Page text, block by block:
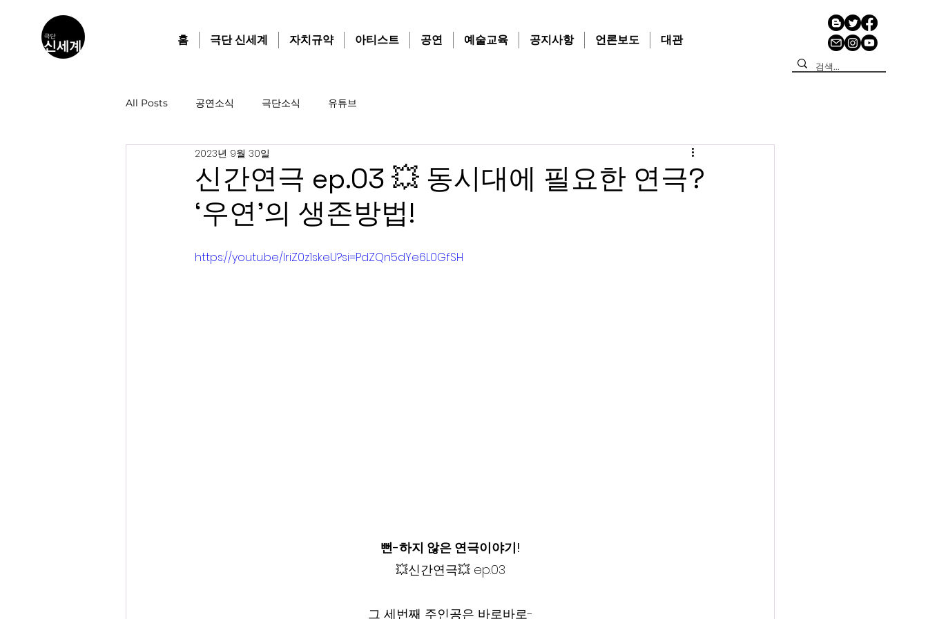
홈 극단 신세계 자치규약 아티스트 공연 예술교육 공지사항 언론보도 대관
All Posts 공연소식 극단소식 유튜브
신간연극 ep.03 💥 동시대에 필요한 연극?
‘우연’의 생존방법!
2023년 9월 30일
https://youtu.be/lriZ0z1skeU?si=PdZQn5dYe6L0GfSH
뻔-하지 않은 연극이야기!
💥신간연극💥 ep.03
그 세번째 주인공은 바로바로-